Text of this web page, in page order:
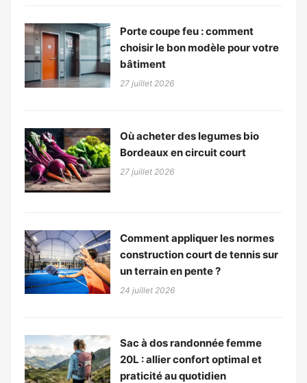
Porte coupe feu : comment
choisir le bon modèle pour votre
bâtiment
27 juillet 2026
Où acheter des legumes bio
Bordeaux en circuit court
27 juillet 2026
Comment appliquer les normes
construction court de tennis sur
un terrain en pente ?
24 juillet 2026
Sac à dos randonnée femme
20L : allier confort optimal et
praticité au quotidien